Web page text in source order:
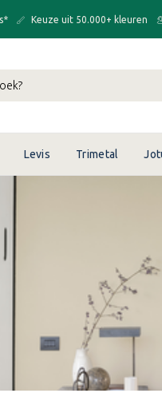
Keuze uit 50.000+ kleuren
Levis Trimetal